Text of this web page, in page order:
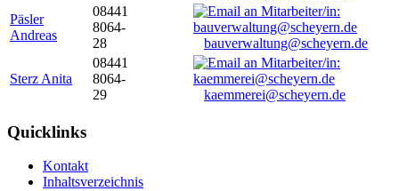
Päsler
Andreas
08441
8064-
28
bauverwaltung@scheyern.de
Sterz Anita
08441
8064-
29
kaemmerei@scheyern.de
Quicklinks
Kontakt
Inhaltsverzeichnis